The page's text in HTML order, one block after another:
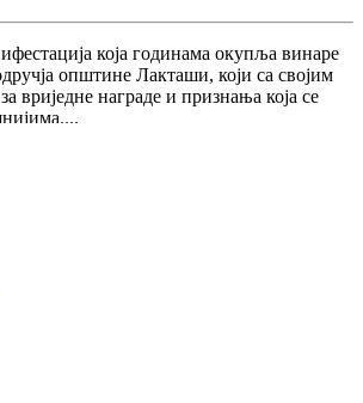
која годинама окупља винаре
општине Лакташи, који са својим
вриједне награде и признања која се